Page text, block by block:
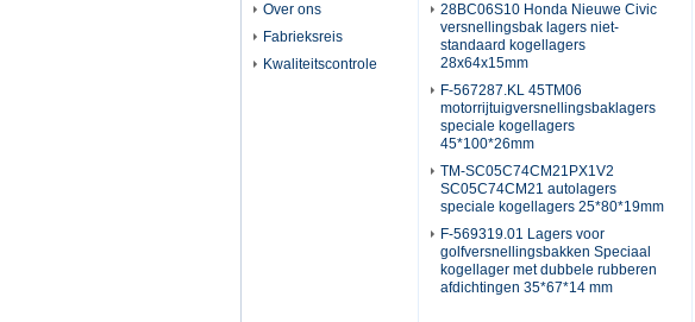
Over ons
Fabrieksreis
Kwaliteitscontrole
28BC06S10 Honda Nieuwe Civic
versnellingsbak lagers niet-
standaard kogellagers
28x64x15mm
F-567287.KL 45TM06
motorrijtuigversnellingsbaklagers
speciale kogellagers
45*100*26mm
TM-SC05C74CM21PX1V2
SC05C74CM21 autolagers
speciale kogellagers 25*80*19mm
F-569319.01 Lagers voor
golfversnellingsbakken Speciaal
kogellager met dubbele rubberen
afdichtingen 35*67*14 mm